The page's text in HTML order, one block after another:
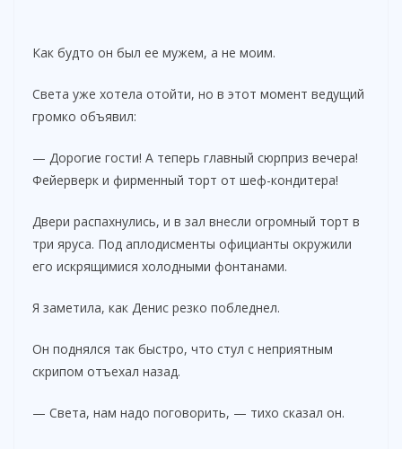
Как будто он был ее мужем, а не моим.
Света уже хотела отойти, но в этот момент ведущий
громко объявил:
— Дорогие гости! А теперь главный сюрприз вечера!
Фейерверк и фирменный торт от шеф-кондитера!
Двери распахнулись, и в зал внесли огромный торт в
три яруса. Под аплодисменты официанты окружили
его искрящимися холодными фонтанами.
Я заметила, как Денис резко побледнел.
Он поднялся так быстро, что стул с неприятным
скрипом отъехал назад.
— Света, нам надо поговорить, — тихо сказал он.